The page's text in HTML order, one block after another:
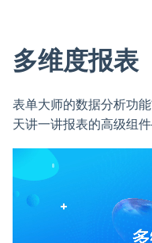
多维度报表
表单大师的数据分析功
天讲一讲报表的高级组